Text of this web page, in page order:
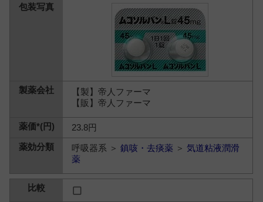
【製】帝人ファーマ
【販】帝人ファーマ
23.8円
呼吸器系 ＞鎮咳・去痰薬 ＞気道粘液潤滑
薬